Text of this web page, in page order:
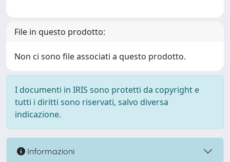
File in questo prodotto:
Non ci sono file associati a questo prodotto.
I documenti in IRIS sono protetti da copyright e
tutti i diritti sono riservati, salvo diversa
indicazione.
Informazioni